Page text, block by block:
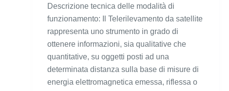
Descrizione tecnica delle modalità di
funzionamento: Il Telerilevamento da satellite
rappresenta uno strumento in grado di
ottenere informazioni, sia qualitative che
quantitative, su oggetti posti ad una
determinata distanza sulla base di misure di
energia elettromagnetica emessa, riflessa o